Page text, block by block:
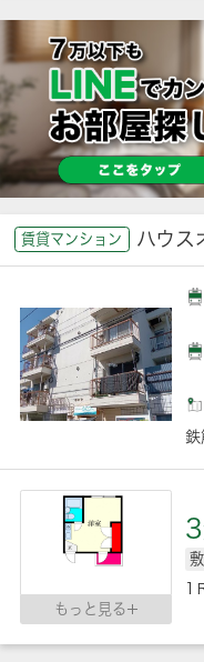
賃貸マンション ハウス
もっと見る
3
敷